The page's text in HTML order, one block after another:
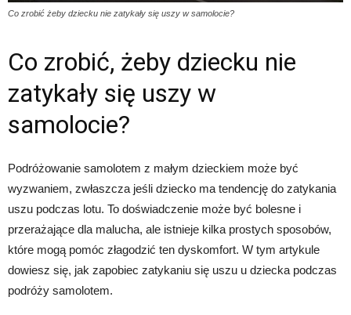
Co zrobić żeby dziecku nie zatykały się uszy w samolocie?
Co zrobić, żeby dziecku nie
zatykały się uszy w
samolocie?
Podróżowanie samolotem z małym dzieckiem może być
wyzwaniem, zwłaszcza jeśli dziecko ma tendencję do zatykania
uszu podczas lotu. To doświadczenie może być bolesne i
przerażające dla malucha, ale istnieje kilka prostych sposobów,
które mogą pomóc złagodzić ten dyskomfort. W tym artykule
dowiesz się, jak zapobiec zatykaniu się uszu u dziecka podczas
podróży samolotem.